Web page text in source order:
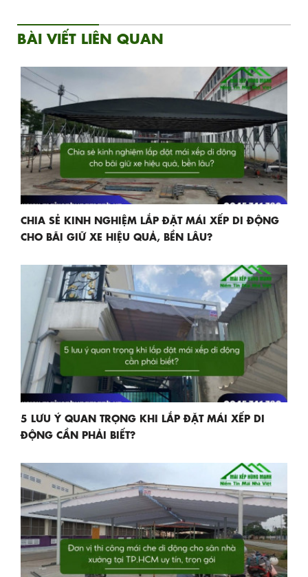
BÀI VIẾT LIÊN QUAN
CHIA SẺ KINH NGHIỆM LẮP ĐẶT MÁI XẾP DI ĐỘNG
CHO BÃI GIỮ XE HIỆU QUẢ, BỀN LÂU?
5 LƯU Ý QUAN TRỌNG KHI LẮP ĐẶT MÁI XẾP DI
ĐỘNG CẦN PHẢI BIẾT?